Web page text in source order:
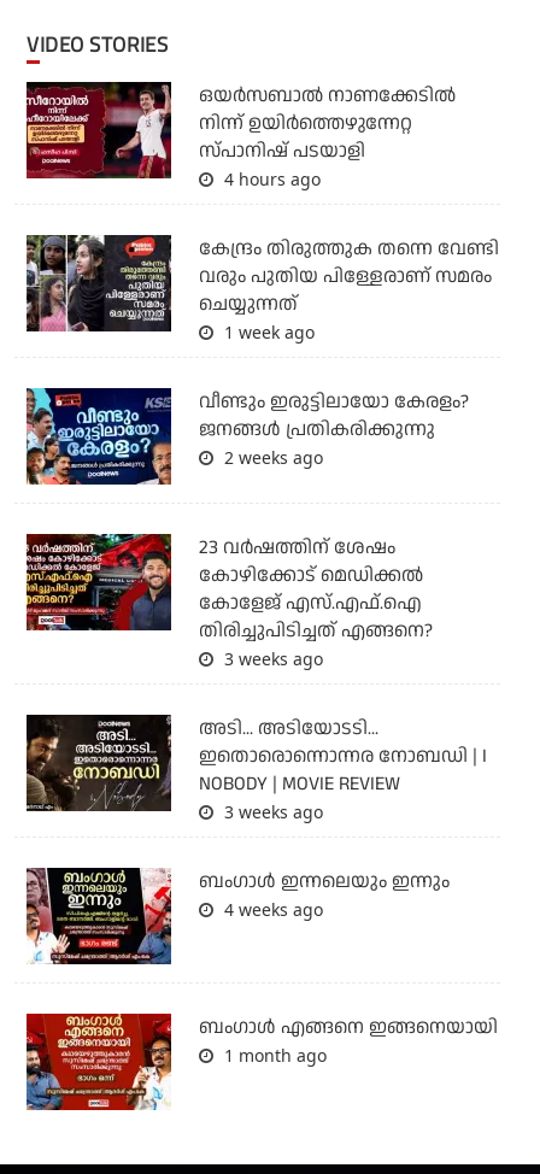
VIDEO STORIES
ഒയര്‍സബാൽ നാണക്കേടിൽ
നിന്ന് ഉയിർത്തെഴുന്നേറ്റ
സ്പാനിഷ് പടയാളി
4 hours ago
കേന്ദ്രം തിരുത്തുക തന്നെ വേണ്ടി
വരും പുതിയ പിള്ളേരാണ് സമരം
ചെയ്യുന്നത്
1 week ago
വീണ്ടും ഇരുട്ടിലായോ കേരളം?
ജനങ്ങൾ പ്രതികരിക്കുന്നു
2 weeks ago
23 വർഷത്തിന് ശേഷം
കോഴിക്കോട് മെഡിക്കൽ
കോളേജ് എസ്.എഫ്.ഐ
തിരിച്ചുപിടിച്ചത് എങ്ങനെ?
3 weeks ago
അടി... അടിയോടടി...
ഇതൊരൊന്നൊന്നര നോബഡി | I
NOBODY | MOVIE REVIEW
3 weeks ago
ബംഗാള്‍ ഇന്നലെയും ഇന്നും
4 weeks ago
ബം​ഗാൾ എങ്ങനെ ഇങ്ങനെയായി
1 month ago